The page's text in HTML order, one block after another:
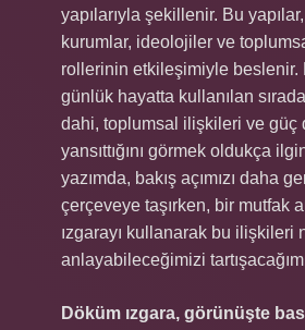
yapılarıyla şekillenir. Bu
kurumlar, ideolojiler ve
rollerinin etkileşimiyle beslenir.
günlük hayatta kullanılan
dahi, toplumsal ilişkileri ve güç
yansıttığını görmek oldukça
yazımda, bakış açımızı daha
çerçeveye taşırken, bir mutfak
ızgarayı kullanarak bu ilişkileri
anlayabileceğimizi
Döküm ızgara, görünüşte